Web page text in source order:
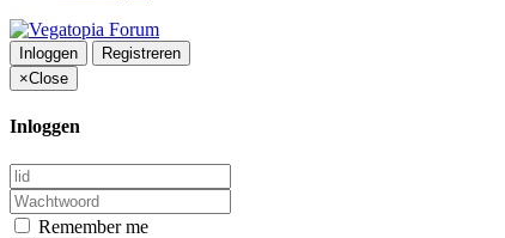
Inloggen
Registreren
×Close
Inloggen
Remember me